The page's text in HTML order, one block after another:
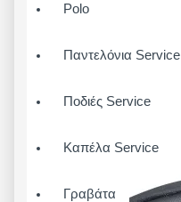
Polo
Παντελόνια Service
Ποδιές Service
Καπέλα Service
Γραβάτα